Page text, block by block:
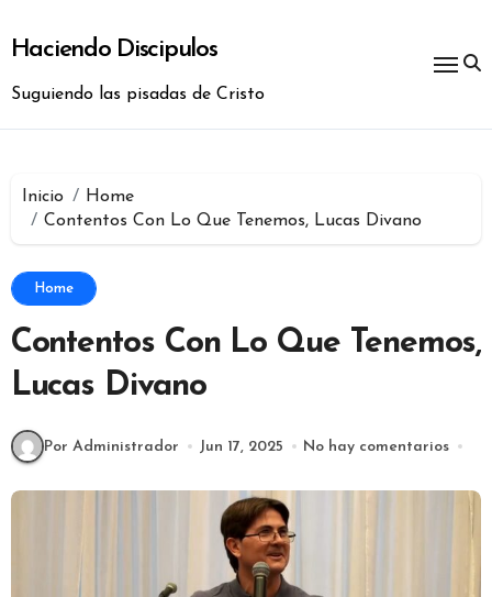
contenido
Haciendo Discipulos
Suguiendo las pisadas de Cristo
Inicio
Home
Contentos Con Lo Que Tenemos, Lucas Divano
Home
Contentos Con Lo Que Tenemos,
Lucas Divano
Por Administrador Jun 17, 2025 No hay comentarios